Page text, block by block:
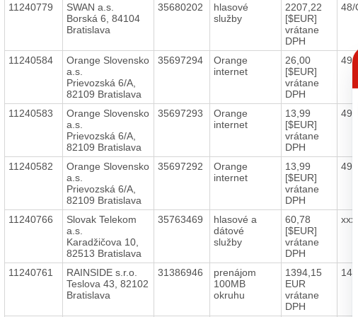
11240779
SWAN a.s.
Borská 6, 84104
Bratislava
35680202
hlasové
služby
2207,22
[$EUR]
vrátane
DPH
48/
11240584
Orange Slovensko
a.s.
Prievozská 6/A,
82109 Bratislava
35697294
Orange
internet
26,00
[$EUR]
vrátane
DPH
49/
11240583
Orange Slovensko
a.s.
Prievozská 6/A,
82109 Bratislava
35697293
Orange
internet
13,99
[$EUR]
vrátane
DPH
49/
11240582
Orange Slovensko
a.s.
Prievozská 6/A,
82109 Bratislava
35697292
Orange
internet
13,99
[$EUR]
vrátane
DPH
49/
11240766
Slovak Telekom
a.s.
Karadžičova 10,
82513 Bratislava
35763469
hlasové a
dátové
služby
60,78
[$EUR]
vrátane
DPH
xxx
11240761
RAINSIDE s.r.o.
Teslova 43, 82102
Bratislava
31386946
prenájom
100MB
okruhu
1394,15
EUR
vrátane
DPH